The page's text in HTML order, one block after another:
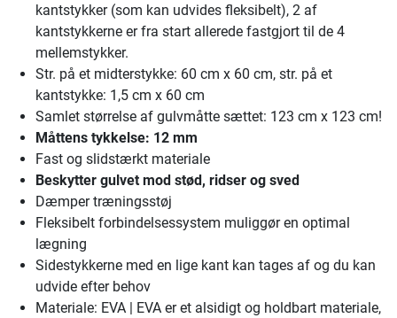
kantstykker (som kan udvides fleksibelt), 2 af
kantstykkerne er fra start allerede fastgjort til de 4
mellemstykker.
Str. på et midterstykke: 60 cm x 60 cm, str. på et
kantstykke: 1,5 cm x 60 cm
Samlet størrelse af gulvmåtte sættet: 123 cm x 123 cm!
Måttens tykkelse: 12 mm
Fast og slidstærkt materiale
Beskytter gulvet mod stød, ridser og sved
Dæmper træningsstøj
Fleksibelt forbindelsessystem muliggør en optimal
lægning
Sidestykkerne med en lige kant kan tages af og du kan
udvide efter behov
Materiale: EVA | EVA er et alsidigt og holdbart materiale,